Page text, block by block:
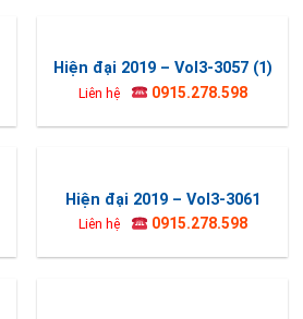
Hiện đại 2019 – Vol3-3057 (1)
Liên hệ 0915.278.598
Hiện đại 2019 – Vol3-3061
Liên hệ 0915.278.598